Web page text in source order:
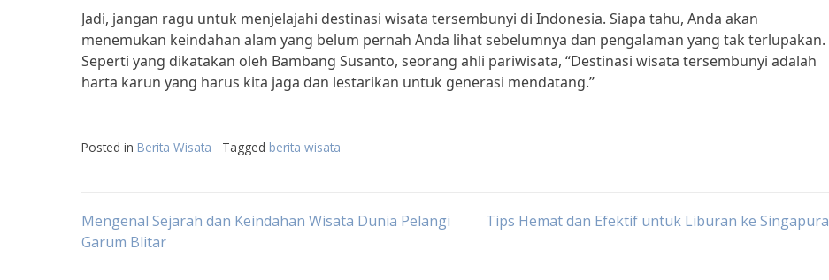
Jadi, jangan ragu untuk menjelajahi destinasi wisata tersembunyi di Indonesia. Siapa tahu, Anda akan
menemukan keindahan alam yang belum pernah Anda lihat sebelumnya dan pengalaman yang tak terlupakan.
Seperti yang dikatakan oleh Bambang Susanto, seorang ahli pariwisata, “Destinasi wisata tersembunyi adalah
harta karun yang harus kita jaga dan lestarikan untuk generasi mendatang.”
Posted in Berita Wisata Tagged berita wisata
Post
Mengenal Sejarah dan Keindahan Wisata Dunia Pelangi
Garum Blitar
Tips Hemat dan Efektif untuk Liburan ke Singapura